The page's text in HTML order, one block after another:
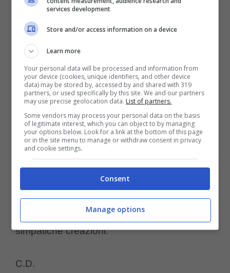
struttura un aspetto gradevole che si presta
perfettamente anche agli ambienti domestici
con discrezione. Una bella iniziativa che
porta la creatività al servizio dei nostri
compagni a 4zampe e che al contempo
contribuisce all’immaginazione più sfrenata.
Inutile sottolineare quanto non solo gli
animali siano degli esseri che fanno affiorare
sentimenti di affetto ma anche fonte
inesauribile d’ispirazione. Immaginare un
mondo ideale anche per loro, non può che
portare al progresso, alla luce di queste
simpatiche creazioni.
C.D.
services development
Store and/or access information on a device
Learn more
Your personal data will be processed and information from
your device (cookies, unique identifiers, and other device
data) may be stored by, accessed by and shared with 319
partners, or used specifically by this site. We and our partners
may use precise geolocation data. List of partners.
Some vendors may process your personal data on the basis
of legitimate interest, which you can object to by managing
your options below. Look for a link at the bottom of this page
or in the site menu to manage or withdraw consent in privacy
and cookie settings.
Consent
Manage options